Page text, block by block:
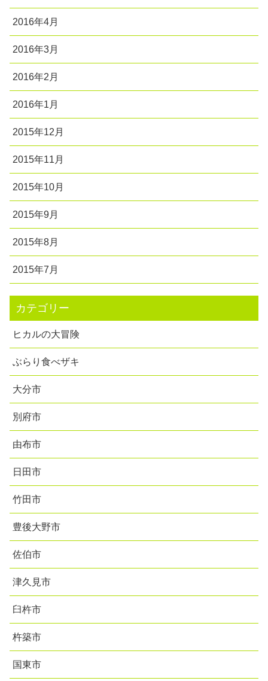
2016年4月
2016年3月
2016年2月
2016年1月
2015年12月
2015年11月
2015年10月
2015年9月
2015年8月
2015年7月
カテゴリー
ヒカルの大冒険
ぶらり食べザキ
大分市
別府市
由布市
日田市
竹田市
豊後大野市
佐伯市
津久見市
臼杵市
杵築市
国東市